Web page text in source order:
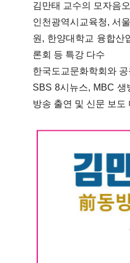
김만태 교수의 모자음
인천광역시교육청, 서
원, 한양대학교 융합산
론회 등 특강 다수
한국도교문화학회와
SBS 8시뉴스, MBC
방송 출연 및 신문 보도